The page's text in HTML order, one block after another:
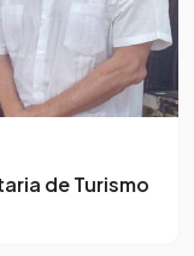
de Turismo